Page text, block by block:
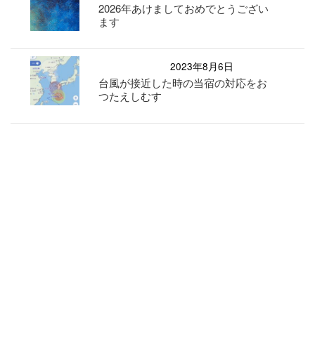
2026年あけましておめでとうござい
ます
2023年8月6日
台風が接近した時の当宿の対応をお
つたえしむす